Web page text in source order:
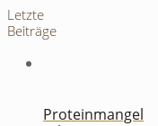
Letzte
Beiträge
Proteinmangel